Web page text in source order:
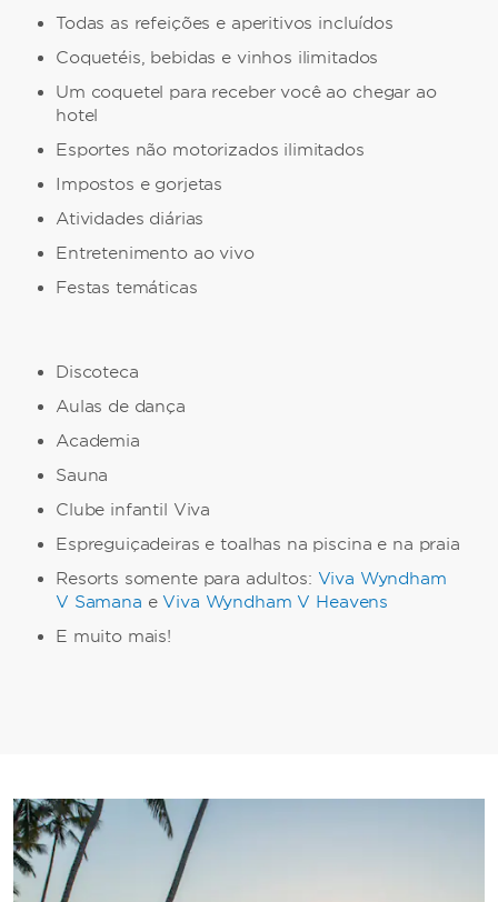
Todas as refeições e aperitivos incluídos
Coquetéis, bebidas e vinhos ilimitados
Um coquetel para receber você ao chegar ao
hotel
Esportes não motorizados ilimitados
Impostos e gorjetas
Atividades diárias
Entretenimento ao vivo
Festas temáticas
Discoteca
Aulas de dança
Academia
Sauna
Clube infantil Viva
Espreguiçadeiras e toalhas na piscina e na praia
Resorts somente para adultos: Viva Wyndham
V Samana e Viva Wyndham V Heavens
E muito mais!